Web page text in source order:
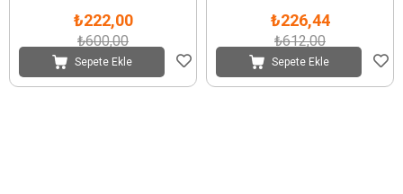
₺222,00
₺600,00
Sepete Ekle
₺226,44
₺612,00
Sepete Ekle